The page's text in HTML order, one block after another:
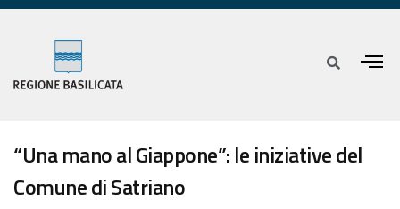
“Una mano al Giappone”: le iniziative del
Comune di Satriano